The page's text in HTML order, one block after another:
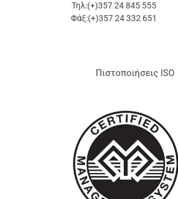
Τηλ:(+)357 24 845 555
Φάξ:(+)357 24 332 651
Πιστοποιήσεις ISO